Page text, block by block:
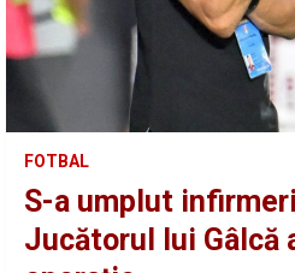
FOTBAL
S-a umplut
Jucătorul lui Gâlcă